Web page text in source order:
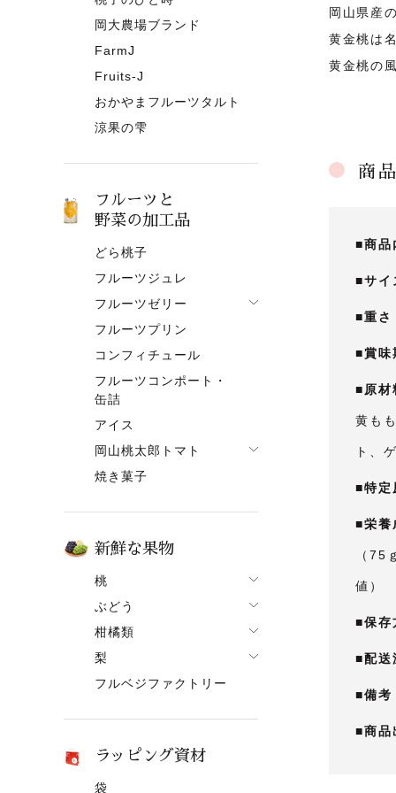
岡大農場ブランド
FarmJ
Fruits-J
おかやまフルーツタルト
涼果の雫
フルーツと
野菜の加工品
どら桃子
フルーツジュレ
フルーツゼリー
フルーツゼリー一覧
果肉入りタイプ
ピューレタイプ
フルーツプリン
コンフィチュール
フルーツコンポート・
缶詰
アイス
岡山桃太郎トマト
でざあととまと
焼き菓子
新鮮な果物
桃
桃一覧
白鳳【7月上旬～】
おかやま夢白桃【7月中
黄金桃【9月上旬頃～】
ぶどう
ぶどう一覧
シャインマスカット
柑橘類
せとか
梨
梨一覧
フルベジファクトリー
ラッピング資材
袋
岡山県産
黄金桃は
黄金桃の
商
■商品
■サイ
■重さ
■賞味
■原材
黄も
ト、
■特定
■栄養
（
値）
■保存
■配送
■備考
■商品